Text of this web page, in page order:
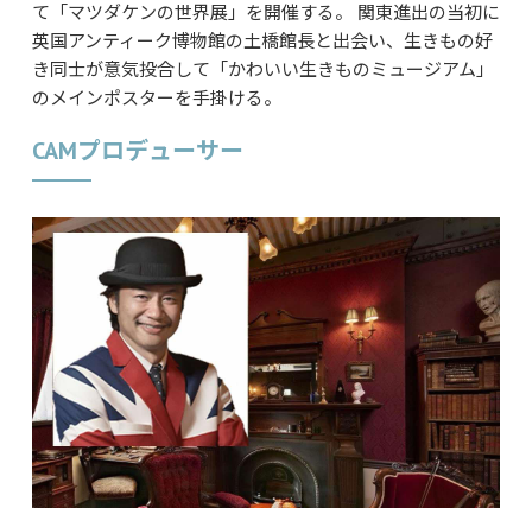
て「マツダケンの世界展」を開催する。
関東進出の当初に
英国アンティーク博物館の土橋館長と出会い、生きもの好
き同士が意気投合して「かわいい生きものミュージアム」
のメインポスターを手掛ける。
CAMプロデューサー